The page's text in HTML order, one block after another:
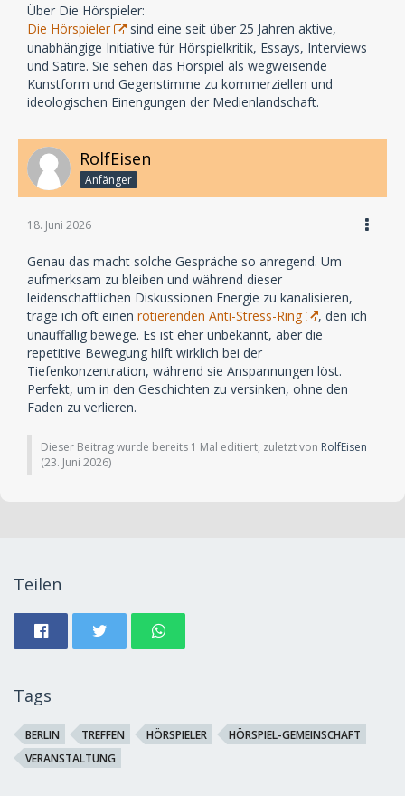
Über Die Hörspieler:
Die Hörspieler
sind eine seit über 25 Jahren aktive,
unabhängige Initiative für Hörspielkritik, Essays, Interviews
und Satire. Sie sehen das Hörspiel als wegweisende
Kunstform und Gegenstimme zu kommerziellen und
ideologischen Einengungen der Medienlandschaft.
RolfEisen
Anfänger
18. Juni 2026
Genau das macht solche Gespräche so anregend. Um
aufmerksam zu bleiben und während dieser
leidenschaftlichen Diskussionen Energie zu kanalisieren,
trage ich oft einen rotierenden Anti-Stress-Ring
, den ich
unauffällig bewege. Es ist eher unbekannt, aber die
repetitive Bewegung hilft wirklich bei der
Tiefenkonzentration, während sie Anspannungen löst.
Perfekt, um in den Geschichten zu versinken, ohne den
Faden zu verlieren.
Dieser Beitrag wurde bereits 1 Mal editiert, zuletzt von RolfEisen
(23. Juni 2026)
Teilen
Tags
BERLIN TREFFEN HÖRSPIELER
HÖRSPIEL-GEMEINSCHAFT
VERANSTALTUNG